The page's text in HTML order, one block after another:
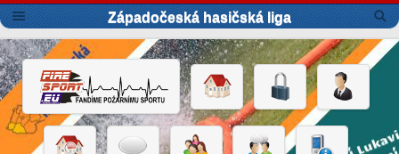
Západočeská hasičská liga